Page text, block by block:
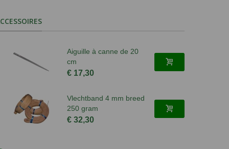
Aiguille à canne de 20
cm
€ 17,30
Vlechtband 4 mm breed
250 gram
€ 32,30